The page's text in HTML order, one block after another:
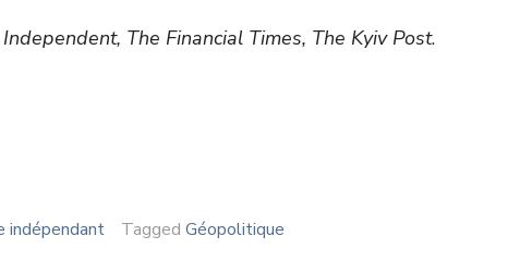
The Financial Times, The Kyiv Post.
indépendant Tagged Géopolitique